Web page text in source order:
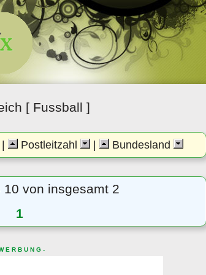
[ Fussball ]
Postleitzahl Bundesland
von insgesamt 2
1
E R B U N G -